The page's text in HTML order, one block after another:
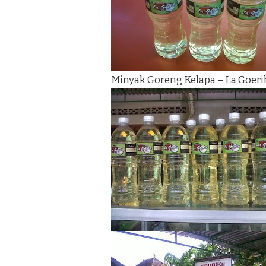
Minyak Goreng Kelapa – La